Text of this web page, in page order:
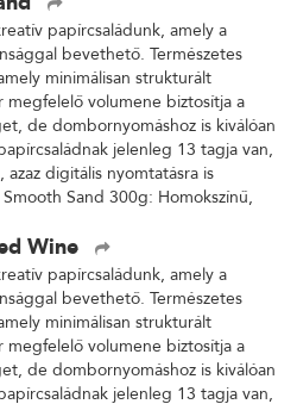
papírcsaládunk, amely a
bevethető. Természetes
minimálisan strukturált
volumene biztosítja a
de dombornyomáshoz is kiválóan
jelenleg 13 tagja van,
digitális nyomtatásra is
Sand 300g: Homokszínű,
Wine
papírcsaládunk, amely a
bevethető. Természetes
minimálisan strukturált
volumene biztosítja a
de dombornyomáshoz is kiválóan